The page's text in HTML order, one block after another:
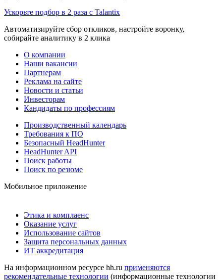
Ускорьте подбор в 2 раза с Talantix
Автоматизируйте сбор откликов, настройте воронку,
собирайте аналитику в 2 клика
О компании
Наши вакансии
Партнерам
Реклама на сайте
Новости и статьи
Инвесторам
Кандидаты по профессиям
Производственный календарь
Требования к ПО
Безопасный HeadHunter
HeadHunter API
Поиск работы
Поиск по резюме
Мобильное приложение
Этика и комплаенс
Оказание услуг
Использование сайтов
Защита персональных данных
ИТ аккредитация
На информационном ресурсе hh.ru применяются
рекомендательные технологии (информационные технологии